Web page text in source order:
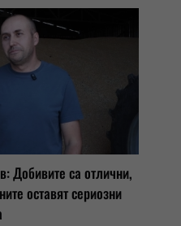
Добивите са отлични,
оставят сериозни